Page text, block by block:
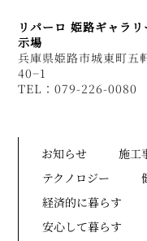
リパーロ 姫路ギャラリ
示場
兵庫県姫路市城東町五
40−1
TEL：079-226-0080
お知らせ 施工
テクノロジー
経済的に暮らす
安心して暮らす